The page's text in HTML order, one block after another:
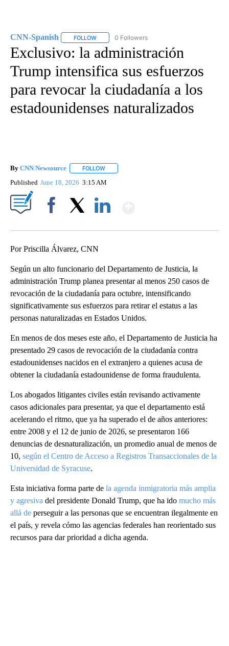
CNN-Spanish FOLLOW FOLLOW "CNN-SPANISH" TO RECEIVE
0 Followers
Exclusivo: la administración
Trump intensifica sus esfuerzos
para revocar la ciudadanía a los
estadounidenses naturalizados
By CNN Newsource FOLLOW
Published June 18, 2026 3:15 AM
Por Priscilla Álvarez, CNN
Según un alto funcionario del Departamento de Justicia, la
administración Trump planea presentar al menos 250 casos de
revocación de la ciudadanía para octubre, intensificando
significativamente sus esfuerzos para retirar el estatus a las
personas naturalizadas en Estados Unidos.
En menos de dos meses este año, el Departamento de Justicia ha
presentado 29 casos de revocación de la ciudadanía contra
estadounidenses nacidos en el extranjero a quienes acusa de
obtener la ciudadanía estadounidense de forma fraudulenta.
Los abogados litigantes civiles están revisando activamente
casos adicionales para presentar, ya que el departamento está
acelerando el ritmo, que ya ha superado el de años anteriores:
entre 2008 y el 12 de junio de 2026, se presentaron 166
denuncias de desnaturalización, un promedio anual de menos de
10, según el Centro de Acceso a Registros Transaccionales de la
Universidad de Syracuse.
Esta iniciativa forma parte de la agenda inmigratoria más amplia
y agresiva del presidente Donald Trump, que ha ido mucho más
allá de perseguir a las personas que se encuentran ilegalmente en
el país, y revela cómo las agencias federales han reorientado sus
recursos para dar prioridad a dicha agenda.